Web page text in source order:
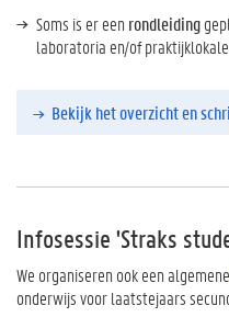
Soms is er een rondleiding
laboratoria en/of
Bekijk het overzicht en
Infosessie 'Straks
We organiseren ook een algemene
onderwijs voor laatstejaars